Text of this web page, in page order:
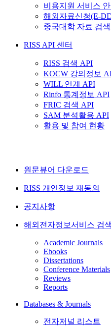
비용지원 서비스 안
해외자료신청(E-
중국대학 자료 검색
RISS API 센터
RISS 검색 API
KOCW 강의정보
WILL 연계 API
Rinfo 통계정보 API
FRIC 검색 API
SAM 분석활용 API
활용 및 참여 현황
원문뷰어 다운로드
RISS 개인정보 재동의
공지사항
해외전자정보서비스 검색
Academic Journals
Ebooks
Dissertations
Conference Materials
Reviews
Reports
Databases & Journals
전자저널 리스트